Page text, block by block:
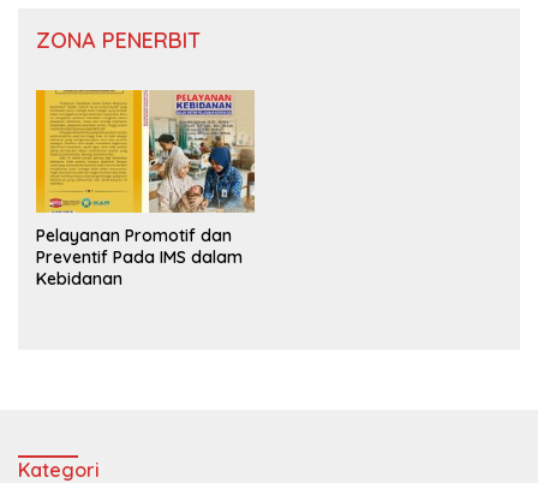
ZONA PENERBIT
Pelayanan Promotif dan
Preventif Pada IMS dalam
Kebidanan
Kategori